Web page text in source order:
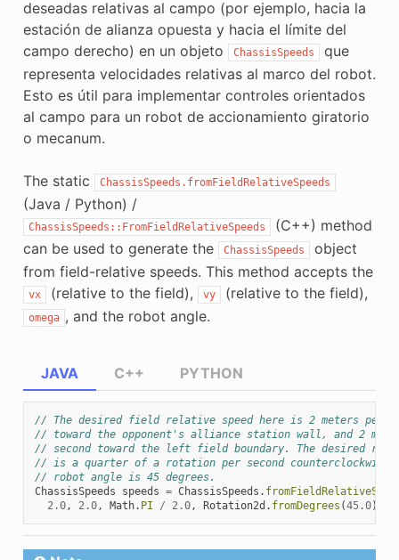
deseadas relativas al campo (por ejemplo, hacia la
estación de alianza opuesta y hacia el límite del
campo derecho) en un objeto
ChassisSpeeds
que
representa velocidades relativas al marco del robot.
Esto es útil para implementar controles orientados
al campo para un robot de accionamiento giratorio
o mecanum.
The static ChassisSpeeds.fromFieldRelativeSpeeds
(Java / Python) /
ChassisSpeeds::FromFieldRelativeSpeeds
(C++) method
can be used to generate the
ChassisSpeeds
object
from field-relative speeds. This method accepts the
vx (relative to the field), vy (relative to the field),
omega , and the robot angle.
JAVA
// The desired field relative speed here is 2 meters per
// toward the opponent's alliance station wall, and 2
// second toward the left field boundary. The desired
// is a quarter of a rotation per second counterclockwise.
// robot angle is 45 degrees.
ChassisSpeeds
speeds = ChassisSpeeds .
2.0, 2.0, Math. PI / 2.0, Rotation2d . fromDegrees (45.0));
C++ PYTHON